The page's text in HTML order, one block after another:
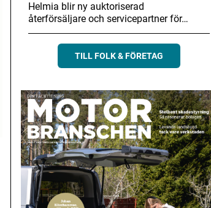
Helmia blir ny auktoriserad
återförsäljare och servicepartner för…
TILL FOLK & FÖRETAG